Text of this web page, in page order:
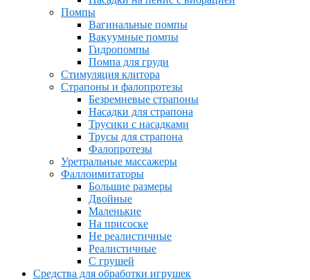
Помпы
Вагинальные помпы
Вакуумные помпы
Гидропомпы
Помпа для груди
Стимуляция клитора
Страпоны и фалопротезы
Безремневые страпоны
Насадки для страпона
Трусики с насадками
Трусы для страпона
Фалопротезы
Уретральные массажеры
Фаллоимитаторы
Большие размеры
Двойные
Маленькие
На присоске
Не реалистичные
Реалистичные
С грушей
Средства для обработки игрушек